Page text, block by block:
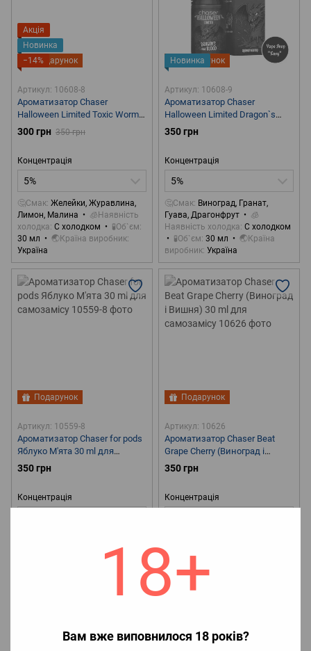
18+
Вам вже виповнилося 18 років?
Подарунок
Акція
Новинка
−14%
Артикул: 10608-8
Ароматизатор Chaser
Halloween Limited Toxic Worms
30 ml для самозамісу
300 грн 350 грн
Концентрація
5%
🤔Смак Желейки, Журавлина,
Лимон, Малина
🧊Наявність
холодка С холодком
🧪Об`єм
30 мл
🌏Країна виробник
Україна
Подарунок
Новинка
Артикул: 10608-9
Ароматизатор Chaser
Halloween Limited Dragon`s
Blood 30 ml для самозамісу
350 грн
Концентрація
5%
🤔Смак Виноград, Гранат,
Гуава, Драгонфрут
🧊
Наявність холодка С холодком
🧪Об`єм 30 мл
🌏Країна
виробник Україна
Подарунок
Артикул: 10559-8
Ароматизатор Chaser for pods
Яблуко М'ята 30 ml для
самозамісу
350 грн
Концентрація
С холодком
Подарунок
Артикул: 10626
Ароматизатор Chaser Beat
Grape Cherry (Виноград і
Вишня) 30 ml для самозамісу
350 грн
Концентрація
Наявність холодка
виробник Україна